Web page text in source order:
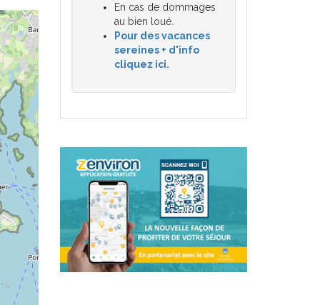
En cas de dommages
au bien loué.
Pour des vacances
sereines + d'info
cliquez ici.